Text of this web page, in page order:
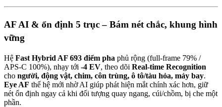
AF AI & ổn định 5 trục – Bám nét chắc, khung hình
vững
Hệ Fast Hybrid AF 693 điểm pha phủ rộng (full-frame 79% /
APS-C 100%), nhạy tới -4 EV, theo dõi Real-time Recognition
cho người, động vật, chim, côn trùng, ô tô/tàu hỏa, máy bay.
Eye AF thế hệ mới nhờ AI giúp phát hiện mắt chính xác hơn, giữ
nét ổn định ngay cả khi đối tượng quay ngang, cúi/chồm, bị che một
phần.